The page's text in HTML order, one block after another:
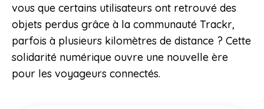
vous que certains utilisateurs ont retrouvé des
objets perdus grâce à la communauté Trackr,
parfois à plusieurs kilomètres de distance ? Cette
solidarité numérique ouvre une nouvelle ère
pour les voyageurs connectés.